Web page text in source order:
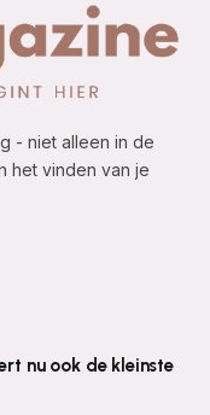
- niet alleen in de
het vinden van je
nu ook de kleinste